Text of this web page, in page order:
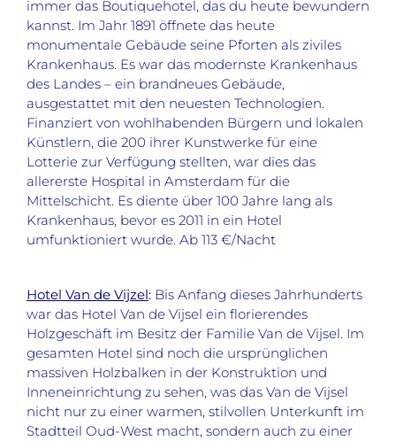
immer das Boutiquehotel, das du heute bewundern
kannst. Im Jahr 1891 öffnete das heute
monumentale Gebäude seine Pforten als ziviles
Krankenhaus. Es war das modernste Krankenhaus
des Landes – ein brandneues Gebäude,
ausgestattet mit den neuesten Technologien.
Finanziert von wohlhabenden Bürgern und lokalen
Künstlern, die 200 ihrer Kunstwerke für eine
Lotterie zur Verfügung stellten, war dies das
allererste Hospital in Amsterdam für die
Mittelschicht. Es diente über 100 Jahre lang als
Krankenhaus, bevor es 2011 in ein Hotel
umfunktioniert wurde. Ab 113 €/Nacht
Hotel Van de Vijzel: Bis Anfang dieses Jahrhunderts
war das Hotel Van de Vijsel ein florierendes
Holzgeschäft im Besitz der Familie Van de Vijsel. Im
gesamten Hotel sind noch die ursprünglichen
massiven Holzbalken in der Konstruktion und
Inneneinrichtung zu sehen, was das Van de Vijsel
nicht nur zu einer warmen, stilvollen Unterkunft im
Stadtteil Oud-West macht, sondern auch zu einer